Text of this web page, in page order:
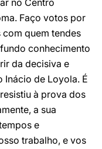
no Centro
Faço votos por
com quem tendes
conhecimento
da decisiva e
Inácio de Loyola. É
à prova dos
a sua
e
trabalho, e vos